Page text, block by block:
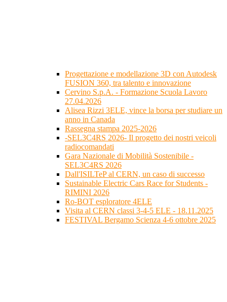
Progettazione e modellazione 3D con Autodesk
FUSION 360, tra talento e innovazione
Cervino S.p.A. - Formazione Scuola Lavoro
27.04.2026
Alisea Rizzi 3ELE, vince la borsa per studiare un
anno in Canada
Rassegna stampa 2025-2026
-SEL3C4RS 2026- Il progetto dei nostri veicoli
radiocomandati
Gara Nazionale di Mobilità Sostenibile -
SEL3C4RS 2026
Dall'ISILTeP al CERN, un caso di successo
Sustainable Electric Cars Race for Students -
RIMINI 2026
Ro-BOT esploratore 4ELE
Visita al CERN classi 3-4-5 ELE - 18.11.2025
FESTIVAL Bergamo Scienza 4-6 ottobre 2025